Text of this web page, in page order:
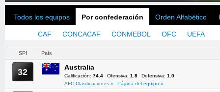
Todos los equipos Por confederación Orden Alfabético
CAF CONCACAF CONMEBOL OFC UEFA
SPI País
32 Australia
Calificación: 74.4 Ofensiva: 1.8 Defensiva: 1.0
AFC Clasificaciones »
Página del equipo »